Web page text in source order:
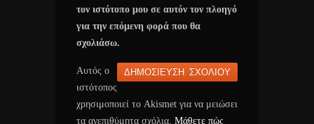
τον ιστότοπο μου σε αυτόν τον πλοηγό
για την επόμενη φορά που θα
σχολιάσω.
Αυτός ο
ιστότοπος
χρησιμοποιεί το Akismet για να μειώσει
τα ανεπιθύμητα σχόλια. Μάθετε πώς